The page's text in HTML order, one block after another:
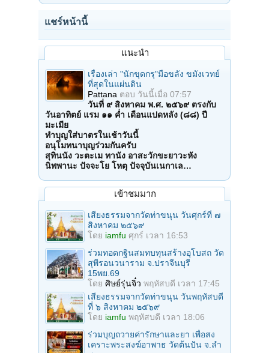
แชร์หน้านี้
แนะนำ
เรื่องเล่า "นักขุดกรุ"มือขลัง ขมังเวทย์
ที่สุดในแผ่นดิน
Pattana ตอบ วันนี้เมื่อ 07:57
วันที่ ๙ สิงหาคม พ.ศ. ๒๕๖๙ ตรงกับ
วันอาทิตย์ แรม ๑๑ ค่ำ เดือนแปดหลัง (๘๘) ปี
มะเมีย
ทำบุญใส่บาตรในเช้าวันนี้
อนุโมทนาบุญร่วมกันครับ
สุทินนัง วะตะเม ทานัง อาสะวักขะยาวะหัง
นิพพานะ ปัจจะโย โหตุ ปัจจุบันเนกาเล…
เข้าชมมาก
เสียงธรรมจากวัดท่าขนุน วันศุกร์ที่ ๗
สิงหาคม ๒๕๖๙
โดย iamfu ศุกร์ เวลา 16:53
ร่วมทอดกฐินสมทบทุนสร้างอุโบสถ วัด
สุพีรอนวนาราม จ.ปราจีนบุรี
15พย.69
โดย ศิษย์รุ่นจิ๋ว พฤหัสบดี เวลา 17:45
เสียงธรรมจากวัดท่าขนุน วันพฤหัสบดี
ที่ ๖ สิงหาคม ๒๕๖๙
โดย iamfu พฤหัสบดี เวลา 18:06
ร่วมบุญถวายค่ารักษาและยา เพื่อสง
เคราะพระสงฆ์อาพาธ วัดต้นปัน จ.ลํา